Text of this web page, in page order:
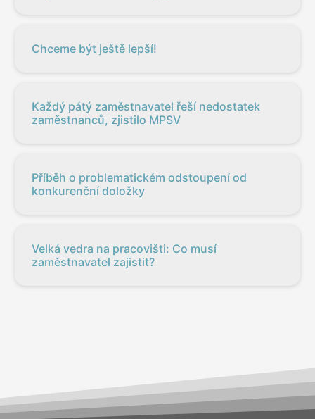
Chceme být ještě lepší!
Každý pátý zaměstnavatel řeší nedostatek
zaměstnanců, zjistilo MPSV
Příběh o problematickém odstoupení od
konkurenční doložky
Velká vedra na pracovišti: Co musí
zaměstnavatel zajistit?